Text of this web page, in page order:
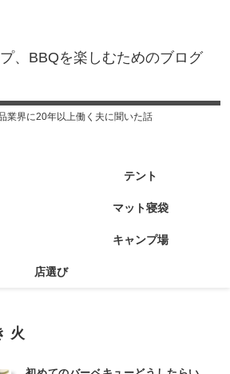
、BBQを楽しむためのブログ
業界に20年以上働く夫に聞いた話
テント
マット寝袋
キャンプ場
店選び
火